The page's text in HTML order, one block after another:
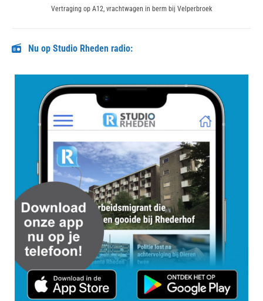
Next
Vertraging op A12, vrachtwagen in berm bij Velperbroek
Nu op Studio Rheden radio: